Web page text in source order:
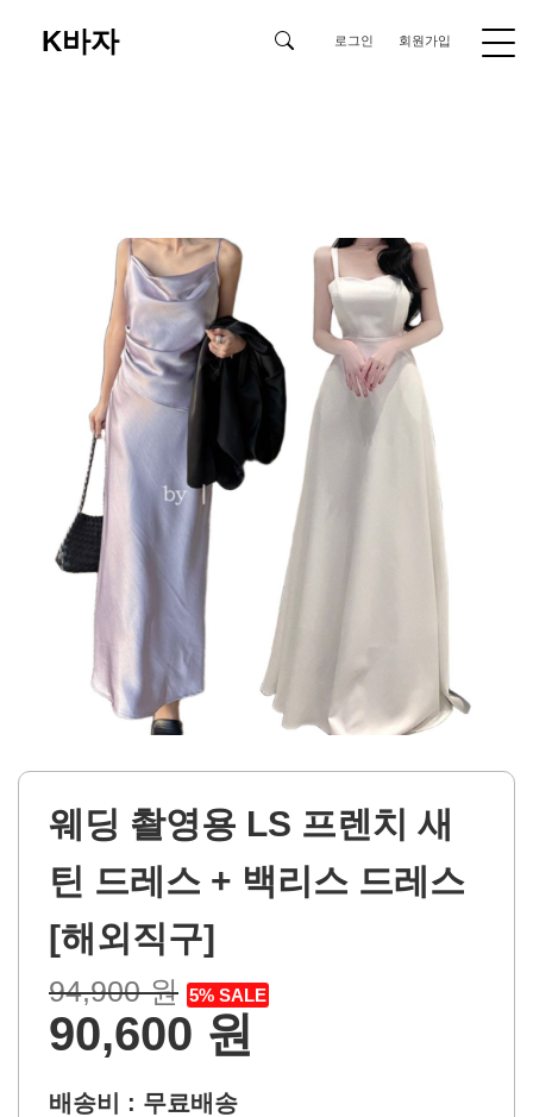
K바자 로그인 회원가입
웨딩 촬영용 LS 프렌치 새
틴 드레스 + 백리스 드레스
[해외직구]
94,900 원 5% SALE
90,600 원
배송비 : 무료배송